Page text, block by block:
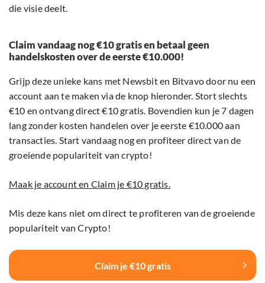
die visie deelt.
Claim vandaag nog €10 gratis en betaal geen
handelskosten over de eerste €10.000!
Grijp deze unieke kans met Newsbit en Bitvavo door nu een
account aan te maken via de knop hieronder. Stort slechts
€10 en ontvang direct €10 gratis. Bovendien kun je 7 dagen
lang zonder kosten handelen over je eerste €10.000 aan
transacties. Start vandaag nog en profiteer direct van de
groeiende populariteit van crypto!
Maak je account en Claim je €10 gratis.
Mis deze kans niet om direct te profiteren van de groeiende
populariteit van Crypto!
Claim je €10 gratis